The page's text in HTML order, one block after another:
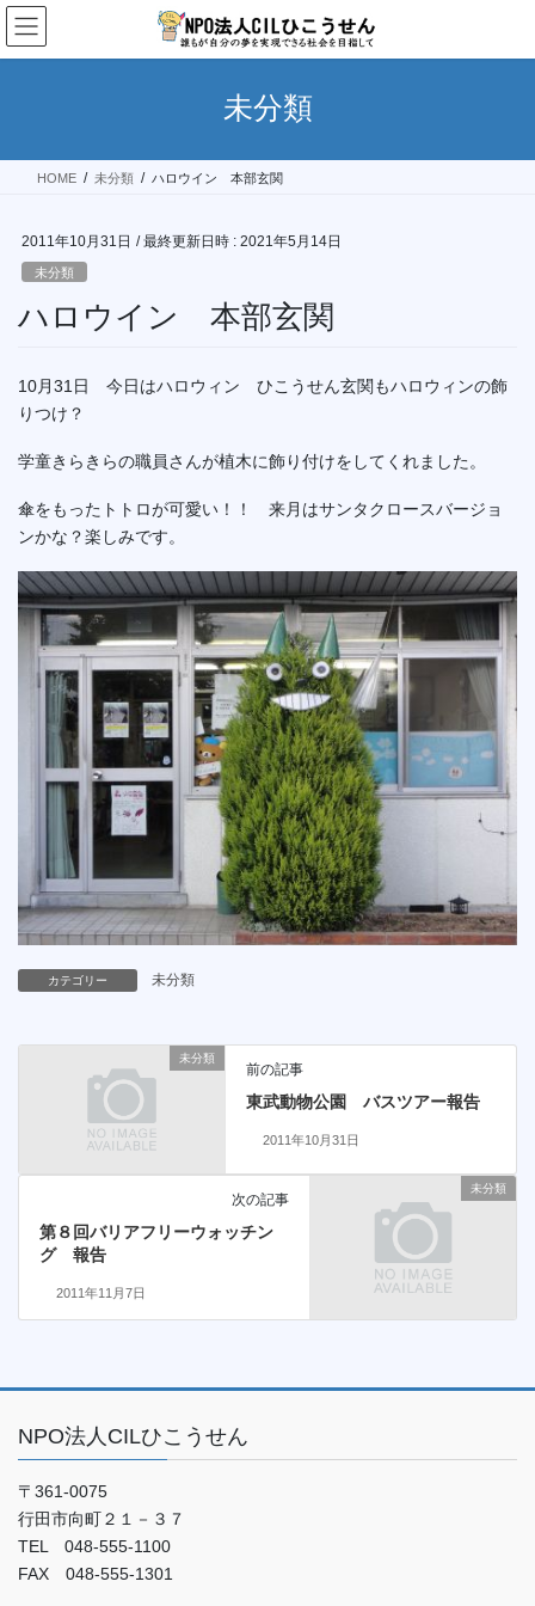
コ
ン
テ
ス
ナ
ビ
ゲ
ン
未分類
HOME 未分類 ハロウイン 本部玄関
2011年10月31日 / 最終更新日時 : 2021年5月14日
未分類
ハロウイン 本部玄関
10月31日 今日はハロウィン ひこうせん玄関もハロウィンの飾
りつけ？
学童きらきらの職員さんが植木に飾り付けをしてくれました。
傘をもったトトロが可愛い！！ 来月はサンタクロースバージョ
ンかな？楽しみです。
カテゴリー 未分類
未分類
前の記事
東武動物公園 バスツアー報告
2011年10月31日
未分類
次の記事
第８回バリアフリーウォッチン
グ 報告
2011年11月7日
NPO法人CILひこうせん
〒361-0075
行田市向町２１－３７
TEL 048-555-1100
FAX 048-555-1301